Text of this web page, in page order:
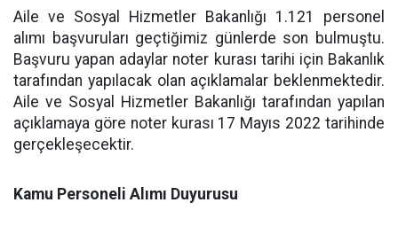
Aile ve Sosyal Hizmetler Bakanlığı 1.121 personel
alımı başvuruları geçtiğimiz günlerde son bulmuştu.
Başvuru yapan adaylar noter kurası tarihi için Bakanlık
tarafından yapılacak olan açıklamalar beklenmektedir.
Aile ve Sosyal Hizmetler Bakanlığı tarafından yapılan
açıklamaya göre noter kurası 17 Mayıs 2022 tarihinde
gerçekleşecektir.
Kamu Personeli Alımı Duyurusu